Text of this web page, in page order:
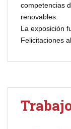
competencias
renovables.
La exposición
Felicitaciones